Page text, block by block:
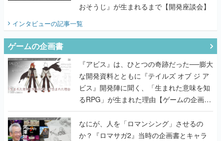
おそうじ』が生まれるまで【開発座談会】
インタビューの記事一覧
ゲームの企画書
『アビス』は、ひとつの奇跡だった──膨大
な開発資料とともに『テイルズ オブ ジ ア
ビス』開発陣に聞く、「生まれた意味を知
るRPG」が生まれた理由【ゲームの企画
書】
なにが、人を「ロマンシング」させるの
か？『ロマサガ2』当時の企画書とキャラ